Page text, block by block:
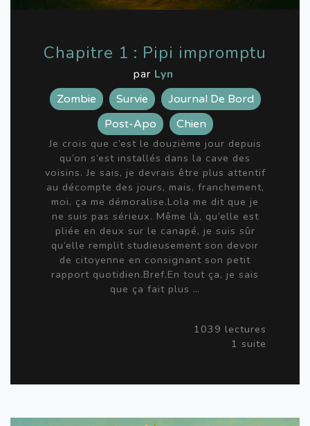
Chapitre 1 : Pipi impromptu
par Lyn
Zombie Survie
Journal De Bord
Post-Apo
Chien
Je crois que c’est le douzième jour depuis
qu’on s’est installés dans la cave des
voisins. Je sais, je devrais être plus attentif
au décompte des jours, mais, franchement,
moi, ça me démoralise.Lola me dit que je
ne suis pas sérieux. Même là, qu’elle est
pliée en deux sur le canapé, je suis sûr
qu’elle remplit studieusement son devoir
de citoyenne en consignant son petit
rapport quotidien.Bref.En tout ça, je sais
que ça fait plus …
1039 lectures
1 suite